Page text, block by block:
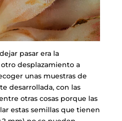
pasar era la
desplazamiento a
unas muestras de
desarrollada, con las
otras cosas porque las
estas semillas que tienen